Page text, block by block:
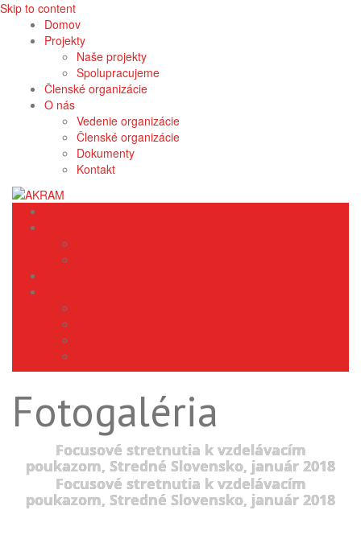
Skip to content
Domov
Projekty
Naše projekty
Spolupracujeme
Členské organizácie
O nás
Vedenie organizácie
Členské organizácie
Dokumenty
Kontakt
Fotogaléria
Focusové stretnutia k vzdelávacím
poukazom, Stredné Slovensko, január 2018
Focusové stretnutia k vzdelávacím
poukazom, Stredné Slovensko, január 2018